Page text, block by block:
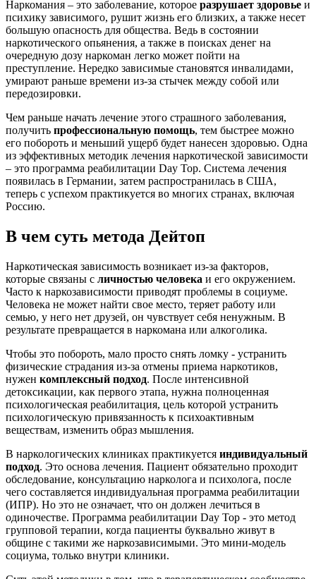
Наркомания – это заболевание, которое разрушает здоровье и
психику зависимого, рушит жизнь его близких, а также несет
большую опасность для общества. Ведь в состоянии
наркотического опьянения, а также в поисках денег на
очередную дозу наркоман легко может пойти на
преступление. Нередко зависимые становятся инвалидами,
умирают раньше времени из-за стычек между собой или
передозировки.
Чем раньше начать лечение этого страшного заболевания,
получить профессиональную помощь, тем быстрее можно
его побороть и меньший ущерб будет нанесен здоровью. Одна
из эффективных методик лечения наркотической зависимости
– это программа реабилитации Day Top. Система лечения
появилась в Германии, затем распространилась в США,
теперь с успехом практикуется во многих странах, включая
Россию.
В чем суть метода Дейтоп
Наркотическая зависимость возникает из-за факторов,
которые связаны с личностью человека и его окружением.
Часто к наркозависимости приводят проблемы в социуме.
Человека не может найти свое место, теряет работу или
семью, у него нет друзей, он чувствует себя ненужным. В
результате превращается в наркомана или алкоголика.
Чтобы это побороть, мало просто снять ломку - устранить
физические страдания из-за отмены приема наркотиков,
нужен комплексный подход. После интенсивной
детоксикации, как первого этапа, нужна полноценная
психологическая реабилитация, цель которой устранить
психологическую привязанность к психоактивным
веществам, изменить образ мышления.
В наркологических клиниках практикуется индивидуальный
подход. Это основа лечения. Пациент обязательно проходит
обследование, консультацию нарколога и психолога, после
чего составляется индивидуальная программа реабилитации
(ИПР). Но это не означает, что он должен лечиться в
одиночестве. Программа реабилитации Day Top - это метод
групповой терапии, когда пациенты буквально живут в
общине с такими же наркозависимыми. Это мини-модель
социума, только внутри клиники.